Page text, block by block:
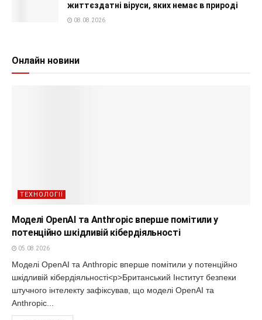
життєздатні віруси, яких немає в природі
08.08.2026
Онлайн новини
ТЕХНОЛОГІЇ
Моделі OpenAI та Anthropic вперше помітили у
потенційно шкідливій кібердіяльності
05.08.2026
Моделі OpenAI та Anthropic вперше помітили у потенційно
шкідливій кібердіяльності<p>Британський Інститут безпеки
штучного інтелекту зафіксував, що моделі OpenAI та
Anthropic...